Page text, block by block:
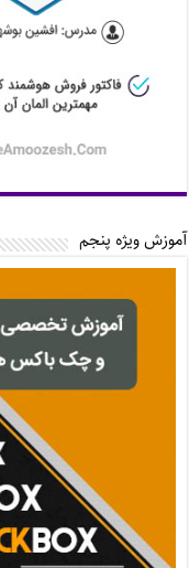
آموزش ویژه پنجم